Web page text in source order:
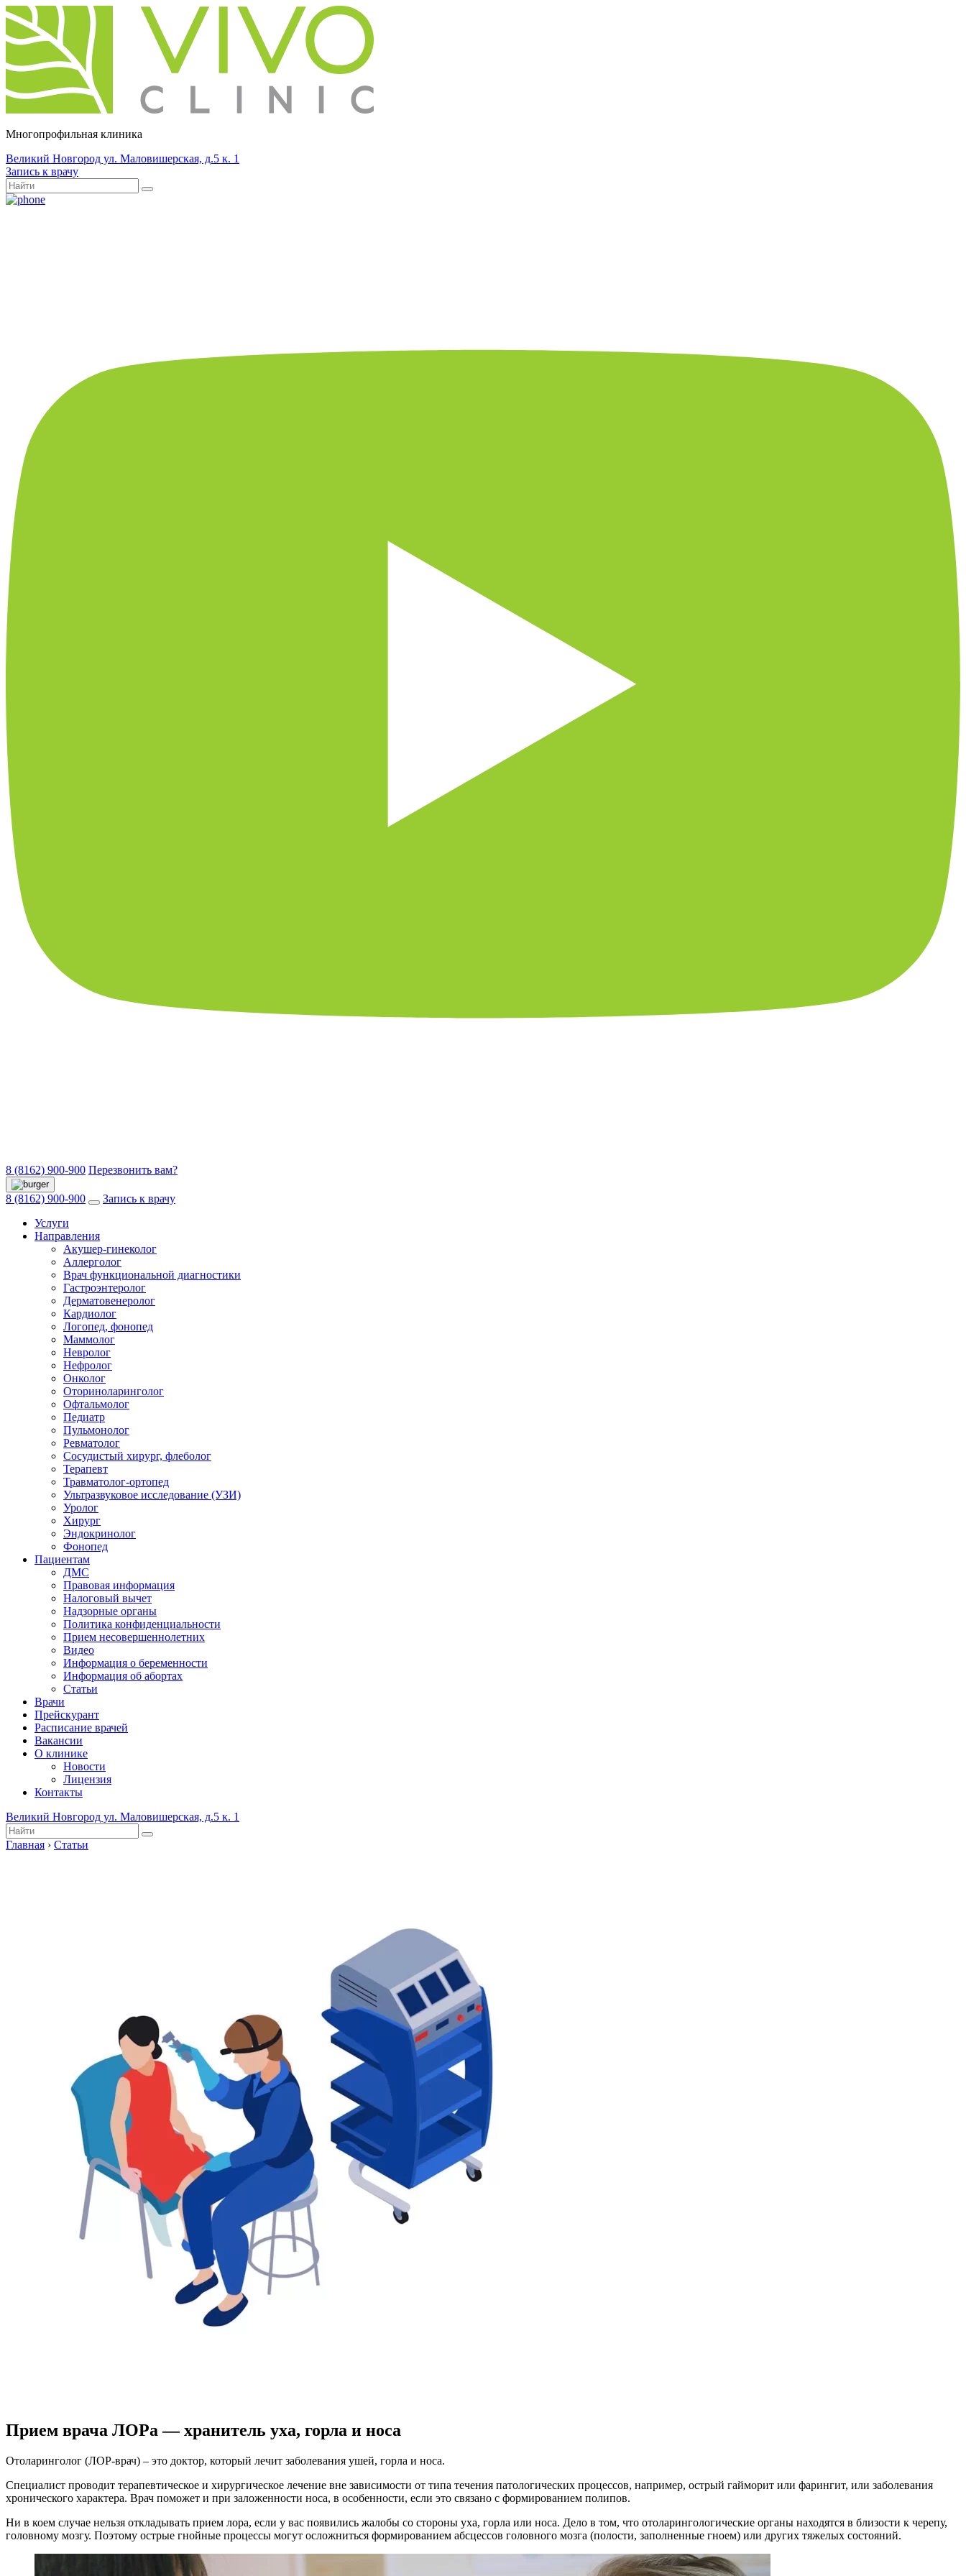
Многопрофильная клиника
Великий Новгород ул. Маловишерская, д.5 к. 1
Запись к врачу
8 (8162) 900-900 Перезвонить вам?
8 (8162) 900-900
Запись к врачу
Услуги
Направления
Акушер-гинеколог
Аллерголог
Врач функциональной диагностики
Гастроэнтеролог
Дерматовенеролог
Кардиолог
Логопед, фонопед
Маммолог
Невролог
Нефролог
Онколог
Оториноларинголог
Офтальмолог
Педиатр
Пульмонолог
Ревматолог
Сосудистый хирург, флеболог
Терапевт
Травматолог-ортопед
Ультразвуковое исследование (УЗИ)
Уролог
Хирург
Эндокринолог
Фонопед
Пациентам
ДМС
Правовая информация
Налоговый вычет
Надзорные органы
Политика конфиденциальности
Прием несовершеннолетних
Видео
Информация о беременности
Информация об абортах
Статьи
Врачи
Прейскурант
Расписание врачей
Вакансии
О клинике
Новости
Лицензия
Контакты
Великий Новгород ул. Маловишерская, д.5 к. 1
Главная › Статьи
Прием врача ЛОРа — хранитель уха, горла и носа
Отоларинголог (ЛОР-врач) – это доктор, который лечит заболевания ушей, горла и носа.
Специалист проводит терапевтическое и хирургическое лечение вне зависимости от типа течения патологических процессов, например, острый гайморит или фарингит, или заболевания
хронического характера. Врач поможет и при заложенности носа, в особенности, если это связано с формированием полипов.
Ни в коем случае нельзя откладывать прием лора, если у вас появились жалобы со стороны уха, горла или носа. Дело в том, что отоларингологические органы находятся в близости к черепу,
головному мозгу. Поэтому острые гнойные процессы могут осложниться формированием абсцессов головного мозга (полости, заполненные гноем) или других тяжелых состояний.